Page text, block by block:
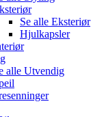
Se alle Eksteriør
Hjulkapsler
alle Utvendig